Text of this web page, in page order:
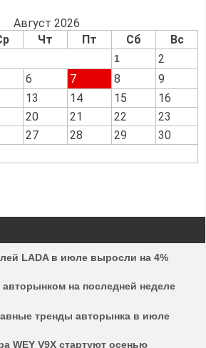
Август 2026
Чт Пт Сб Вс
1
2
6 7 8
9
13 14 15
16
20 21 22
23
27 28 29
30
LADA в июле выросли на 4%
на последней неделе
тренды авторынка в июле
WEY V9X стартуют осенью